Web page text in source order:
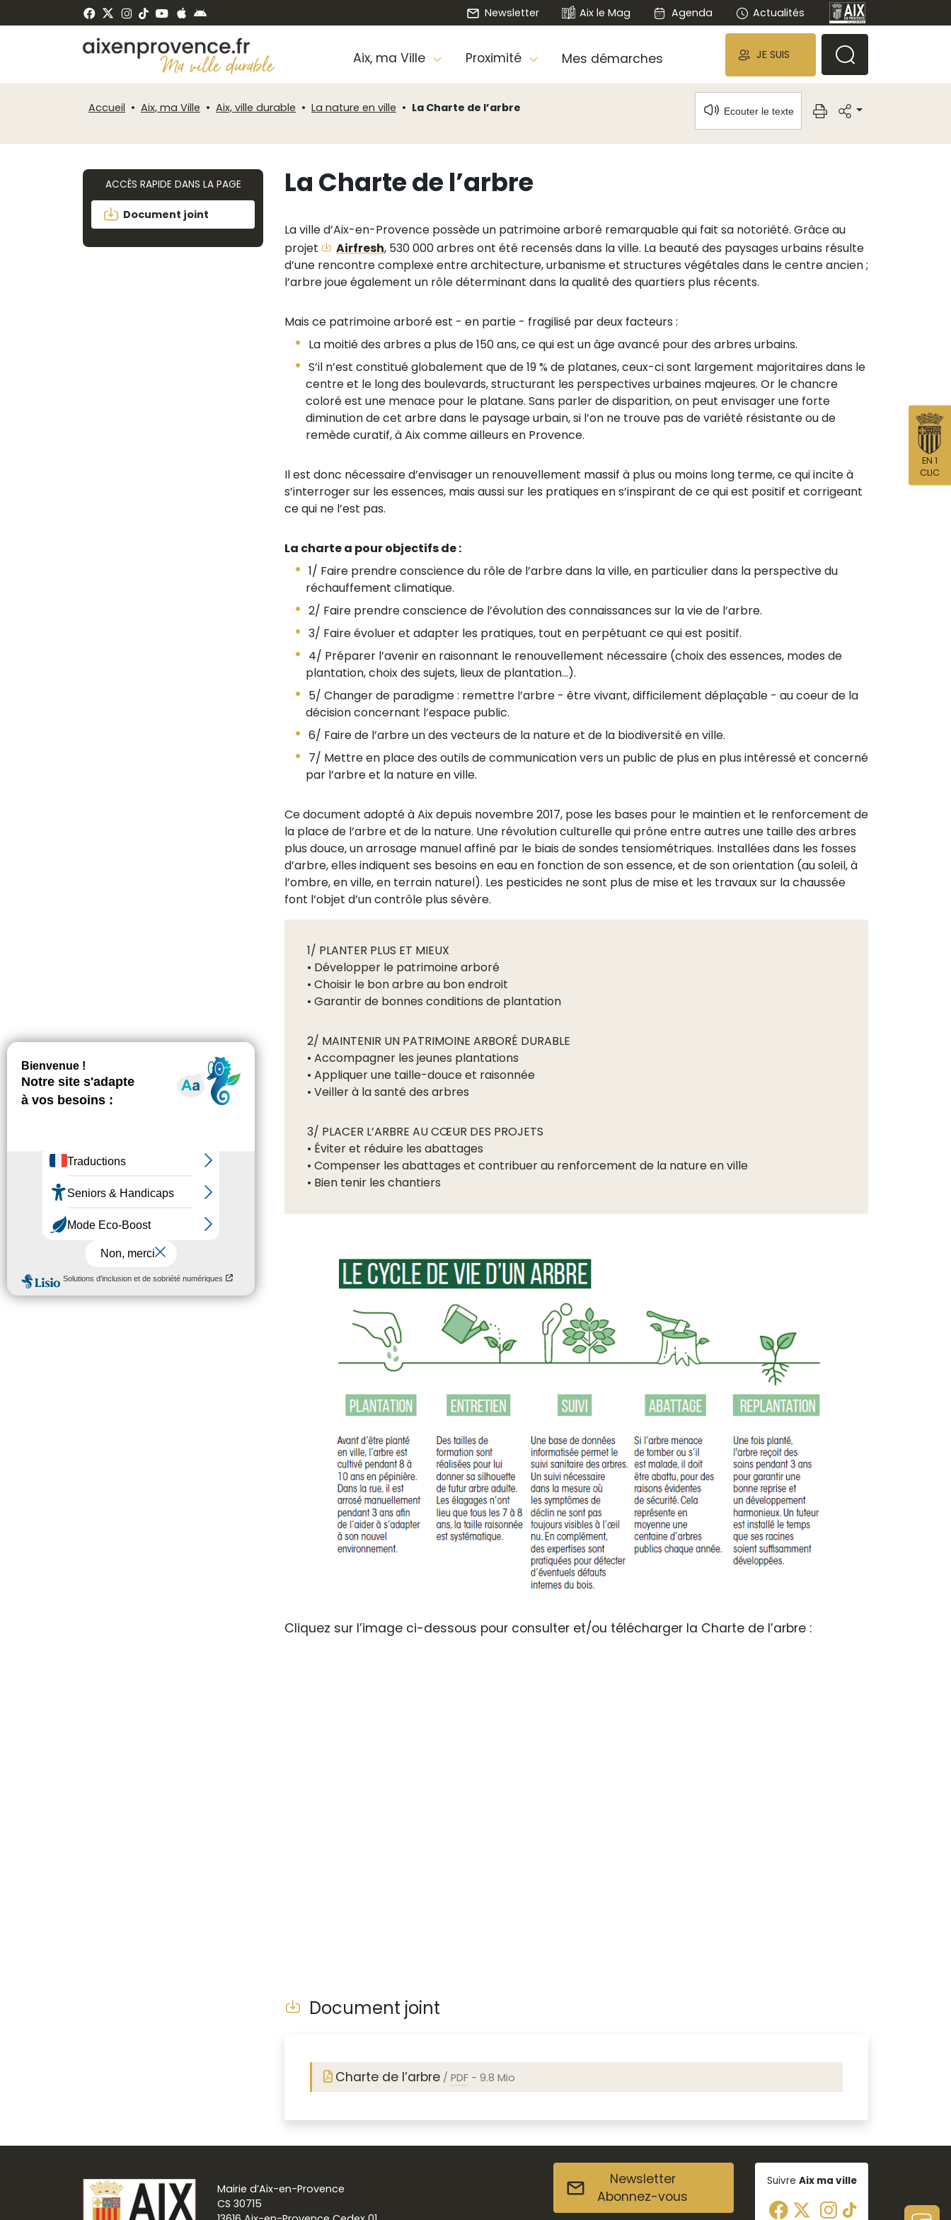
Newsletter Aix le Mag Agenda Actualités
Aix, ma Ville Proximité Mes démarches JE SUIS
Accueil Aix, ma Ville Aix, ville durable La nature en ville La Charte de l’arbre Ecouter le texte
ACCÈS RAPIDE DANS LA PAGE
Document joint
La Charte de l’arbre
La ville d’Aix-en-Provence possède un patrimoine arboré remarquable qui fait sa notoriété. Grâce au
projet
Airfresh, 530 000 arbres ont été recensés dans la ville. La beauté des paysages urbains résulte
d’une rencontre complexe entre architecture, urbanisme et structures végétales dans le centre ancien ;
l’arbre joue également un rôle déterminant dans la qualité des quartiers plus récents.
Mais ce patrimoine arboré est - en partie - fragilisé par deux facteurs :
La moitié des arbres a plus de 150 ans, ce qui est un âge avancé pour des arbres urbains.
S’il n’est constitué globalement que de 19 % de platanes, ceux-ci sont largement majoritaires dans le
centre et le long des boulevards, structurant les perspectives urbaines majeures. Or le chancre
coloré est une menace pour le platane. Sans parler de disparition, on peut envisager une forte
diminution de cet arbre dans le paysage urbain, si l’on ne trouve pas de variété résistante ou de
remède curatif, à Aix comme ailleurs en Provence.
Il est donc nécessaire d’envisager un renouvellement massif à plus ou moins long terme, ce qui incite à
s’interroger sur les essences, mais aussi sur les pratiques en s’inspirant de ce qui est positif et corrigeant
ce qui ne l’est pas.
La charte a pour objectifs de :
1/ Faire prendre conscience du rôle de l’arbre dans la ville, en particulier dans la perspective du
réchauffement climatique.
2/ Faire prendre conscience de l’évolution des connaissances sur la vie de l’arbre.
3/ Faire évoluer et adapter les pratiques, tout en perpétuant ce qui est positif.
4/ Préparer l’avenir en raisonnant le renouvellement nécessaire (choix des essences, modes de
plantation, choix des sujets, lieux de plantation...).
5/ Changer de paradigme : remettre l’arbre - être vivant, difficilement déplaçable - au coeur de la
décision concernant l’espace public.
6/ Faire de l’arbre un des vecteurs de la nature et de la biodiversité en ville.
7/ Mettre en place des outils de communication vers un public de plus en plus intéressé et concerné
par l’arbre et la nature en ville.
Ce document adopté à Aix depuis novembre 2017, pose les bases pour le maintien et le renforcement de
la place de l’arbre et de la nature. Une révolution culturelle qui prône entre autres une taille des arbres
plus douce, un arrosage manuel affiné par le biais de sondes tensiométriques. Installées dans les fosses
d’arbre, elles indiquent ses besoins en eau en fonction de son essence, et de son orientation (au soleil, à
l’ombre, en ville, en terrain naturel). Les pesticides ne sont plus de mise et les travaux sur la chaussée
font l’objet d’un contrôle plus sévère.
1/ PLANTER PLUS ET MIEUX
• Développer le patrimoine arboré
• Choisir le bon arbre au bon endroit
• Garantir de bonnes conditions de plantation
2/ MAINTENIR UN PATRIMOINE ARBORÉ DURABLE
• Accompagner les jeunes plantations
• Appliquer une taille-douce et raisonnée
• Veiller à la santé des arbres
3/ PLACER L’ARBRE AU CŒUR DES PROJETS
• Éviter et réduire les abattages
• Compenser les abattages et contribuer au renforcement de la nature en ville
• Bien tenir les chantiers
Cliquez sur l’image ci-dessous pour consulter et/ou télécharger la Charte de l’arbre :
Document joint
Charte de l’arbre / PDF - 9.8 Mio
Mairie d’Aix-en-Provence
CS 30715
Newsletter
Abonnez-vous
Suivre Aix ma ville
EN 1
CLIC
de
Panneau de gestion des cookies